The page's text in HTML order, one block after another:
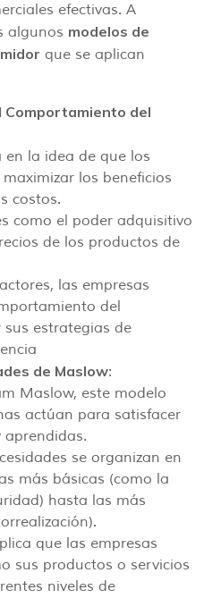
efectivas. A
algunos modelos de
que se aplican
Comportamiento del
en la idea de que los
los beneficios
costos.
como el poder adquisitivo
de los productos de
las empresas
del
estrategias de
de Maslow:
Maslow, este modelo
actúan para satisfacer
aprendidas.
se organizan en
más básicas (como la
hasta las más
que las empresas
sus productos o servicios
niveles de